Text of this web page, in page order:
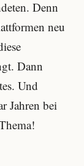
Denn
neu
Dann
Und
Jahren bei